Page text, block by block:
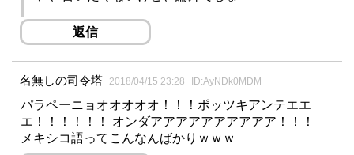
返信
名無しの司令塔 2018/04/15 23:28 ID:AyNDk0MDM
パラペーニョオオオオオ！！！ポッツキアンテエエ
エ！！！！！！ オンダアアアアアアアアアア！！！
メキシコ語ってこんなんばかりｗｗｗ